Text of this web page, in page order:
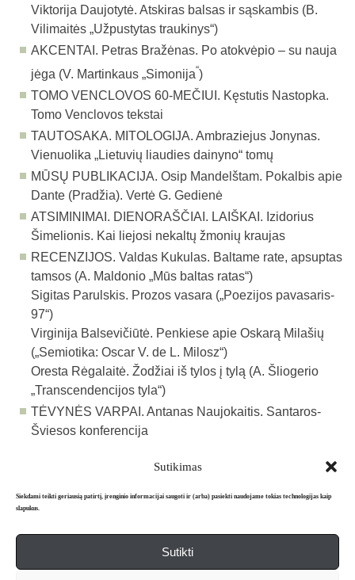
Sutikimas
Siekdami teikti geriausią patirtį, įrenginio informacijai saugoti ir (arba) pasiekti naudojame tokias technologijas kaip
slapukus.
Sutikti
Viktorija Daujotytė. Atskiras balsas ir sąskambis (B.
Vilimaitės „Užpustytas traukinys“)
AKCENTAI. Petras Bražėnas. Po atokvėpio – su nauja
jėga (V. Martinkaus „Simonija“)
TOMO VENCLOVOS 60-MEČIUI. Kęstutis Nastopka.
Tomo Venclovos tekstai
TAUTOSAKA. MITOLOGIJA. Ambraziejus Jonynas.
Vienuolika „Lietuvių liaudies dainyno“ tomų
MŪSŲ PUBLIKACIJA.Osip Mandelštam. Pokalbis apie
Dante (Pradžia). Vertė G. Gedienė
ATSIMINIMAI. DIENORAŠČIAI. LAIŠKAI. Izidorius
Šimelionis. Kai liejosi nekaltų žmonių kraujas
RECENZIJOS. Valdas Kukulas. Baltame rate, apsuptas
tamsos (A. Maldonio „Mūs baltas ratas“)
Sigitas Parulskis. Prozos vasara („Poezijos pavasaris-
97“)
Virgi­nija Balsevičiūtė. Penkiese apie Oskarą Milašių
(„Semiotika: Oscar V. de L. Milosz“)
Oresta Rėgalaitė. Žodžiai iš tylos į tylą (A. Šliogerio
„Transcen­dencijos tyla“)
TĖVYNĖS VARPAI. Antanas Naujokaitis. Santaros-
Šviesos konferencija
Apie mus Redakcija Prenumerata